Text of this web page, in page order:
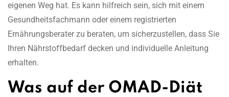
eigenen Weg hat. Es kann hilfreich sein, sich mit einem
Gesundheitsfachmann oder einem registrierten
Ernährungsberater zu beraten, um sicherzustellen, dass Sie
Ihren Nährstoffbedarf decken und individuelle Anleitung
erhalten.
Was auf der OMAD-Diät